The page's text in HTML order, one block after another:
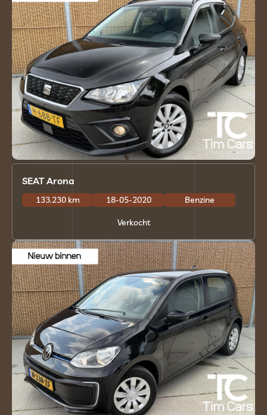
SEAT Arona
133.230 km 18-05-2020 Benzine
Verkocht